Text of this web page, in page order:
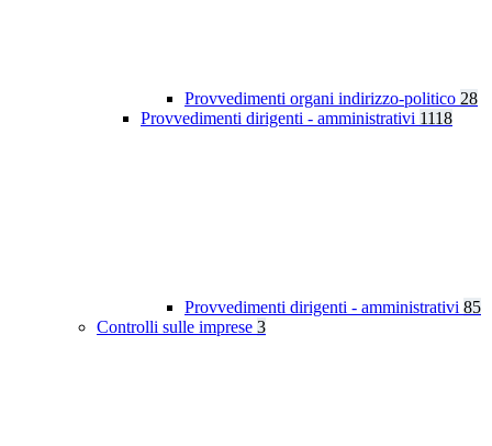
Provvedimenti organi indirizzo-politico 28
Provvedimenti dirigenti - amministrativi 1118
Provvedimenti dirigenti - amministrativi 85
Controlli sulle imprese 3